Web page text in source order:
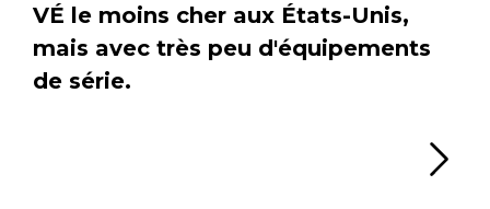
VÉ le moins cher aux États-Unis,
mais avec très peu d'équipements
de série.